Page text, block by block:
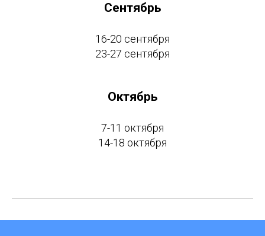
Сентябрь
16-20 сентября
23-27 сентября
Октябрь
7-11 октября
14-18 октября